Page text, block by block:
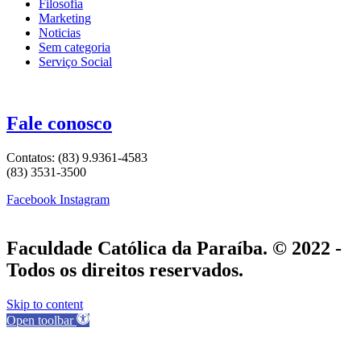
Filosofia
Marketing
Noticias
Sem categoria
Serviço Social
Fale conosco
Contatos: (83) 9.9361-4583
(83) 3531-3500
Facebook Instagram
Faculdade Católica da Paraíba. © 2022 -
Todos os direitos reservados.
Skip to content
Open toolbar